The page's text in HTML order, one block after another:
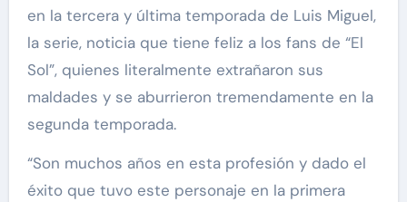
en la tercera y última temporada de Luis Miguel,
la serie, noticia que tiene feliz a los fans de “El
Sol”, quienes literalmente extrañaron sus
maldades y se aburrieron tremendamente en la
segunda temporada.
“Son muchos años en esta profesión y dado el
éxito que tuvo este personaje en la primera